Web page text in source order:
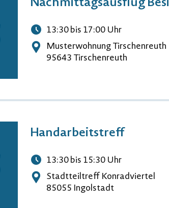
Uhrzeit
13:30bis 17:00 Uhr
Adresse
Musterwohnung Tirschenreuth
95643 Tirschenreuth
Handarbeitstreff
Uhrzeit
13:30bis 15:30 Uhr
Adresse
Stadtteiltreff Konradviertel
85055 Ingolstadt